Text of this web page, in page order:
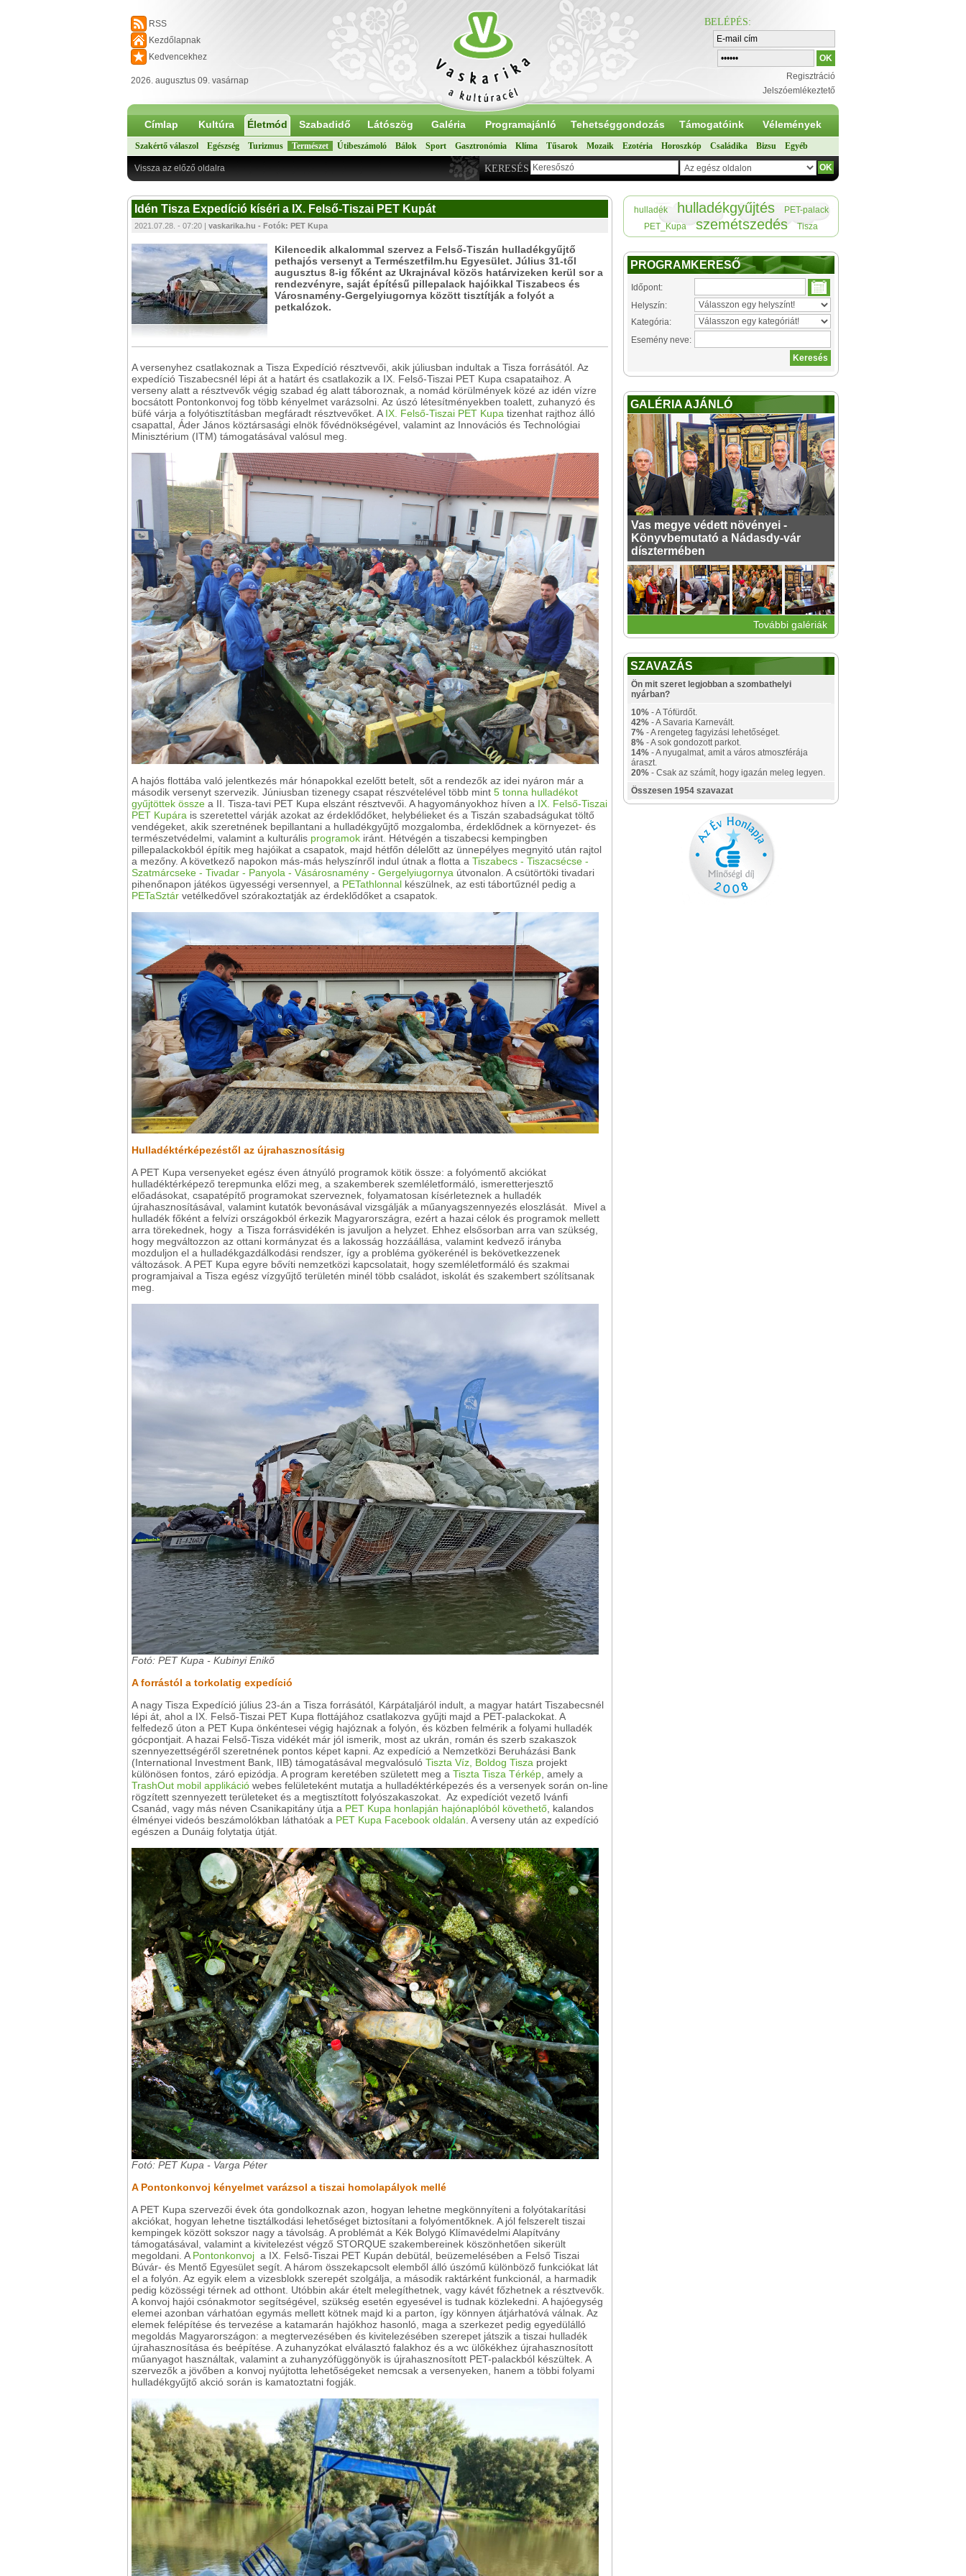
RSS
Kezdőlapnak
Kedvencekhez
2026. augusztus 09. vasárnap
BELÉPÉS:
Regisztráció
Jelszóemlékeztető
Címlap Kultúra Életmód Szabadidő Látószög Galéria Programajánló Tehetséggondozás Támogatóink Vélemények
Szakértő válaszol Egészség Turizmus Természet Útibeszámoló Bálok Sport Gasztronómia Klíma Tűsarok Mozaik Ezotéria Horoszkóp Családika Bizsu Egyéb
KERESÉS
Vissza az előző oldalra
Idén Tisza Expedíció kíséri a IX. Felső-Tiszai PET Kupát
2021.07.28. - 07:20 | vaskarika.hu - Fotók: PET Kupa
Kilencedik alkalommal szervez a Felső-Tiszán hulladékgyűjtő
pethajós versenyt a Természetfilm.hu Egyesület. Július 31-től
augusztus 8-ig főként az Ukrajnával közös határvizeken kerül sor a
rendezvényre, saját építésű pillepalack hajóikkal Tiszabecs és
Városnamény-Gergelyiugornya között tisztítják a folyót a
petkalózok.
A versenyhez csatlakoznak a Tisza Expedíció résztvevői, akik júliusban indultak a Tisza forrásától. Az
expedíció Tiszabecsnél lépi át a határt és csatlakozik a IX. Felső-Tiszai PET Kupa csapataihoz. A
verseny alatt a résztvevők végig szabad ég alatt táboroznak, a nomád körülmények közé az idén vízre
bocsátott Pontonkonvoj fog több kényelmet varázsolni. Az úszó létesítményekben toalett, zuhanyzó és
büfé várja a folyótisztításban megfáradt résztvevőket. AIX. Felső-Tiszai PET Kupa tizenhat rajthoz álló
csapattal, Áder János köztársasági elnök fővédnökségével, valamint az Innovációs és Technológiai
Minisztérium (ITM) támogatásával valósul meg.
A hajós flottába való jelentkezés már hónapokkal ezelőtt betelt, sőt a rendezők az idei nyáron már a
második versenyt szervezik. Júniusban tizenegy csapat részvételével több mint 5 tonna hulladékot
gyűjtöttek össze a II. Tisza-tavi PET Kupa elszánt résztvevői. A hagyományokhoz híven a IX. Felső-Tiszai
PET Kupára is szeretettel várják azokat az érdeklődőket, helybélieket és a Tiszán szabadságukat töltő
vendégeket, akik szeretnének bepillantani a hulladékgyűjtő mozgalomba, érdeklődnek a környezet- és
természetvédelmi, valamint a kulturális programok iránt. Hétvégén a tiszabecsi kempingben
pillepalackokból építik meg hajóikat a csapatok, majd hétfőn délelőtt az ünnepélyes megnyitó után rajtol
a mezőny. A következő napokon más-más helyszínről indul útnak a flotta a Tiszabecs - Tiszacsécse -
Szatmárcseke - Tivadar - Panyola - Vásárosnamény - Gergelyiugornya útvonalon. A csütörtöki tivadari
pihenőnapon játékos ügyességi versennyel, a PETathlonnal készülnek, az esti tábortűznél pedig a
PETaSztár vetélkedővel szórakoztatják az érdeklődőket a csapatok.
Hulladéktérképezéstől az újrahasznosításig
A PET Kupa versenyeket egész éven átnyúló programok kötik össze: a folyómentő akciókat
hulladéktérképező terepmunka előzi meg, a szakemberek szemléletformáló, ismeretterjesztő
előadásokat, csapatépítő programokat szerveznek, folyamatosan kísérleteznek a hulladék
újrahasznosításával, valamint kutatók bevonásával vizsgálják a műanyagszennyezés eloszlását. Mivel a
hulladék főként a felvízi országokból érkezik Magyarországra, ezért a hazai célok és programok mellett
arra törekednek, hogy a Tisza forrásvidékén is javuljon a helyzet. Ehhez elsősorban arra van szükség,
hogy megváltozzon az ottani kormányzat és a lakosság hozzáállása, valamint kedvező irányba
mozduljon el a hulladékgazdálkodási rendszer, így a probléma gyökerénél is bekövetkezzenek
változások. A PET Kupa egyre bővíti nemzetközi kapcsolatait, hogy szemléletformáló és szakmai
programjaival a Tisza egész vízgyűjtő területén minél több családot, iskolát és szakembert szólítsanak
meg.
Fotó: PET Kupa - Kubinyi Enikő
A forrástól a torkolatig expedíció
A nagy Tisza Expedíció július 23-án a Tisza forrásától, Kárpátaljáról indult, a magyar határt Tiszabecsnél
lépi át, ahol a IX. Felső-Tiszai PET Kupa flottájához csatlakozva gyűjti majd a PET-palackokat. A
felfedező úton a PET Kupa önkéntesei végig hajóznak a folyón, és közben felmérik a folyami hulladék
gócpontjait. A hazai Felső-Tisza vidékét már jól ismerik, most az ukrán, román és szerb szakaszok
szennyezettségéről szeretnének pontos képet kapni. Az expedíció a Nemzetközi Beruházási Bank
(International Investment Bank, IIB) támogatásával megvalósuló Tiszta Víz, Boldog Tisza projekt
különösen fontos, záró epizódja. A program keretében született meg a Tiszta Tisza Térkép , amely a
TrashOut mobil applikáció webes felületeként mutatja a hulladéktérképezés és a versenyek során on-line
rögzített szennyezett területeket és a megtisztított folyószakaszokat. Az expedíciót vezető Ivánfi
Csanád, vagy más néven Csanikapitány útja a PET Kupa honlapján hajónaplóból követhető , kalandos
élményei videós beszámolókban láthatóak a PET Kupa Facebook oldalán . A verseny után az expedíció
egészen a Dunáig folytatja útját.
Fotó: PET Kupa - Varga Péter
A Pontonkonvoj kényelmet varázsol a tiszai homolapályok mellé
A PET Kupa szervezői évek óta gondolkoznak azon, hogyan lehetne megkönnyíteni a folyótakarítási
akciókat, hogyan lehetne tisztálkodási lehetőséget biztosítani a folyómentőknek. A jól felszerelt tiszai
kempingek között sokszor nagy a távolság. A problémát a Kék Bolygó Klímavédelmi Alapítvány
támogatásával, valamint a kivitelezést végző STORQUE szakembereinek köszönhetően sikerült
megoldani. A Pontonkonvoj a IX. Felső-Tiszai PET Kupán debütál, beüzemelésében a Felső Tiszai
Búvár- és Mentő Egyesület segít. A három összekapcsolt elemből álló úszómű különböző funkciókat lát
el a folyón. Az egyik elem a vizesblokk szerepét szolgálja, a második raktárként funkcionál, a harmadik
pedig közösségi térnek ad otthont. Utóbbin akár ételt melegíthetnek, vagy kávét főzhetnek a résztvevők.
A konvoj hajói csónakmotor segítségével, szükség esetén egyesével is tudnak közlekedni. A hajóegység
elemei azonban várhatóan egymás mellett kötnek majd ki a parton, így könnyen átjárhatóvá válnak. Az
elemek felépítése és tervezése a katamarán hajókhoz hasonló, maga a szerkezet pedig egyedülálló
megoldás Magyarországon: a megtervezésében és kivitelezésében szerepet játszik a tiszai hulladék
újrahasznosítása és beépítése. A zuhanyzókat elválasztó falakhoz és a wc ülőkékhez újrahasznosított
műanyagot használtak, valamint a zuhanyzófüggönyök is újrahasznosított PET-palackból készültek. A
szervezők a jövőben a konvoj nyújtotta lehetőségeket nemcsak a versenyeken, hanem a többi folyami
hulladékgyűjtő akció során is kamatoztatni fogják.
hulladék hulladékgyűjtés
PET-palack
PET_Kupa
szemétszedés Tisza
PROGRAMKERESŐ
Időpont:
Helyszín:
Kategória:
Esemény neve:
GALÉRIA AJÁNLÓ
Vas megye védett növényei -
Könyvbemutató a Nádasdy-vár
dísztermében
További galériák
SZAVAZÁS
Ön mit szeret legjobban a szombathelyi
nyárban?
10% - A Tófürdőt.
42% - A Savaria Karnevált.
7% - A rengeteg fagyizási lehetőséget.
8% - A sok gondozott parkot.
14% - A nyugalmat, amit a város atmoszférája
áraszt.
20% - Csak az számít, hogy igazán meleg legyen.
Összesen 1954 szavazat